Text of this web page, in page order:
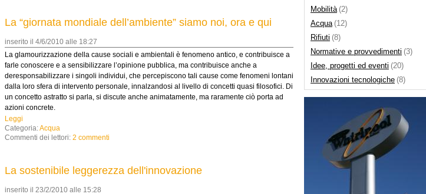
La “giornata mondiale dell’ambiente” siamo noi, ora e qui
inserito il 4/6/2010 alle 18:27
La glamourizzazione della cause sociali e ambientali è fenomeno antico, e contribuisce a
farle conoscere e a sensibilizzare l’opinione pubblica, ma contribuisce anche a
deresponsabilizzare i singoli individui, che percepiscono tali cause come fenomeni lontani
dalla loro sfera di intervento personale, innalzandosi al livello di concetti quasi filosofici. Di
un concetto astratto si parla, si discute anche animatamente, ma raramente ciò porta ad
azioni concrete.
Leggi
Categoria:Acqua
Commenti dei lettori: 2 commenti
La sostenibile leggerezza dell'innovazione
inserito il 23/2/2010 alle 15:28
Mobilità (2)
Acqua (12)
Rifiuti (8)
Normative e provvedimenti (3)
Idee, progetti ed eventi (20)
Innovazioni tecnologiche (8)